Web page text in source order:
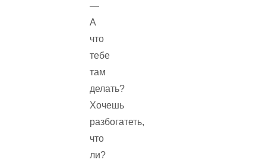
—
А
что
тебе
там
делать?
Хочешь
разбогатеть,
что
ли?